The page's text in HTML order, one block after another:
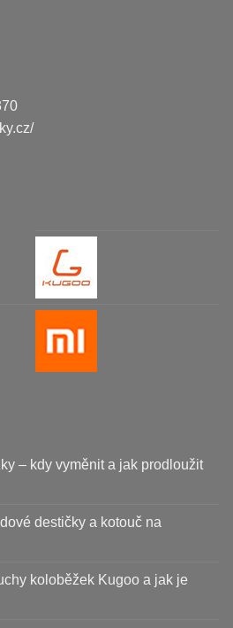
– kdy vyměnit a jak prodloužit
destičky a kotouč na
koloběžek Kugoo a jak je